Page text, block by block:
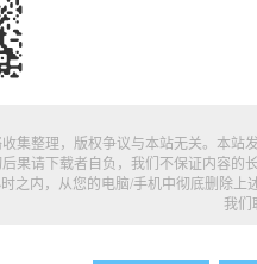
集整理，版权争议与本站无关。本站
果请下载者自负，我们不保证内容的
之内，从您的电脑/手机中彻底删除
我们